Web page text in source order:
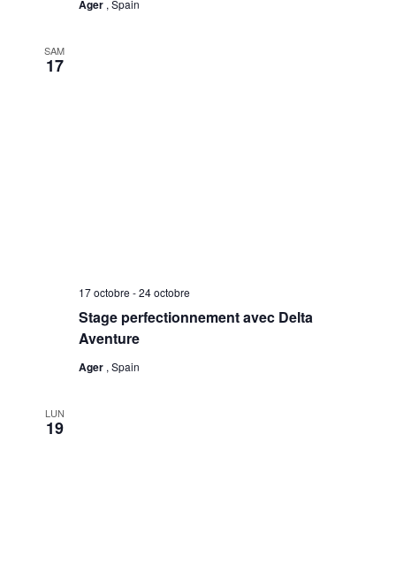
Ager , Spain
SAM
17
Stage perfectionnement avec Delta
Aventure
17 octobre -24 octobre
Ager , Spain
LUN
19